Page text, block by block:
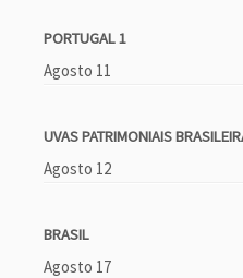
PORTUGAL 1
Agosto 11
UVAS PATRIMONIAIS
Agosto 12
BRASIL
Agosto 17